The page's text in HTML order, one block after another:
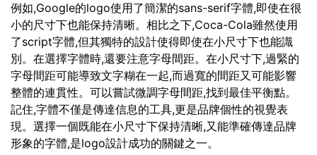
例如,Google的logo使用了簡潔的sans-serif字體,即使在很
小的尺寸下也能保持清晰。相比之下,Coca-Cola雖然使用
了script字體,但其獨特的設計使得即使在小尺寸下也能識
別。在選擇字體時,還要注意字母間距。在小尺寸下,過緊的
字母間距可能導致文字糊在一起,而過寬的間距又可能影響
整體的連貫性。可以嘗試微調字母間距,找到最佳平衡點。
記住,字體不僅是傳達信息的工具,更是品牌個性的視覺表
現。選擇一個既能在小尺寸下保持清晰,又能準確傳達品牌
形象的字體,是logo設計成功的關鍵之一。